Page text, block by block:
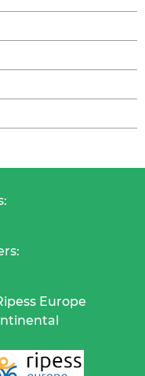
Europe